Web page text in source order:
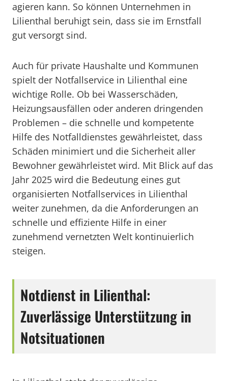
agieren kann. So können Unternehmen in
Lilienthal beruhigt sein, dass sie im Ernstfall
gut versorgt sind.
Auch für private Haushalte und Kommunen
spielt der Notfallservice in Lilienthal eine
wichtige Rolle. Ob bei Wasserschäden,
Heizungsausfällen oder anderen dringenden
Problemen – die schnelle und kompetente
Hilfe des Notfalldienstes gewährleistet, dass
Schäden minimiert und die Sicherheit aller
Bewohner gewährleistet wird. Mit Blick auf das
Jahr 2025 wird die Bedeutung eines gut
organisierten Notfallservices in Lilienthal
weiter zunehmen, da die Anforderungen an
schnelle und effiziente Hilfe in einer
zunehmend vernetzten Welt kontinuierlich
steigen.
Notdienst in Lilienthal:
Zuverlässige Unterstützung in
Notsituationen